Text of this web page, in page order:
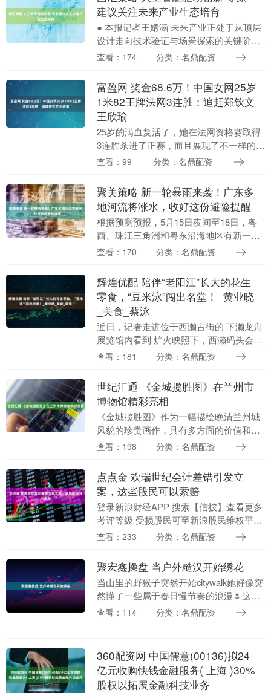
建议关注未来产业生态培育
● 本报记者王婧涵 未来产业正处于从顶层
设计走向技术验证与场景探索的关键阶
段。与已进入规模化落地期的战略性新兴
产业化迈进的早....
查看：174 分类：名鼎配资
富盈网 奖金68.6万！中国女网25岁
1米82王牌法网3连胜：追赶郑钦文
王欣瑜
25岁的满血复活了，她在法网资格赛取得
3连胜杀进了正赛，而且展现了不一样的精
神面貌。王曦雨比受伤前更加自信，更加
曦雨在资格赛....
查看：99 分类：名鼎配资
聚美策略 新一轮暴雨来袭！广东多
地河流将涨水，收好这份避险提醒
根据预测预报，5月15日夜间至18日，粤
西、珠江三角洲和粤东沿海地区有新一轮
大到暴雨降水过程，并伴有局地强对流天
和西江下游部....
查看：170 分类：名鼎配资
辉煌优配 陪伴“老阳江”长大的花生
零食，“豆米泳”闯出名堂！_黄业晓
_美食_蔡泳
近日，记者走进位于西濑古街的 下濑龙舟
展览馆内看到 炉火映照下，西濑码头会馆
馆长黄业晓 正小心翼翼地翻炒着锅中的盐
倾泻....
查看：181 分类：名鼎配资
世纪汇通 《金城揽胜图》在兰州市
博物馆精彩亮相
《金城揽胜图》作为一幅描绘晚清兰州城
风貌的珍贵画作，具有多方面的价值和意
义。 它是目前保存最完好、最完整反映晚
研究明清时期兰....
查看：198 分类：名鼎配资
点点金 欢瑞世纪会计差错引发立
案，这些股民可以索赔
登录新浪财经APP 搜索【信披】查看更多
考评等级 受损股民可至新浪股民维权平台
登记该公司维权：
查看：233 分类：名鼎配资
聚宏鑫操盘 当户外糙汉开始绣花
当山里的野猴子突然开始citywalk她好像突
然懂了一些属于春日慢节奏的浪漫🌷这个
周末先和一起钻进什刹海蒋蒋茶书院，平
查看：114 分类：名鼎配资
360配资网 中国儒意(00136)拟24
亿元收购快钱金融服务( 上海 )30%
股权以拓展金融科技业务